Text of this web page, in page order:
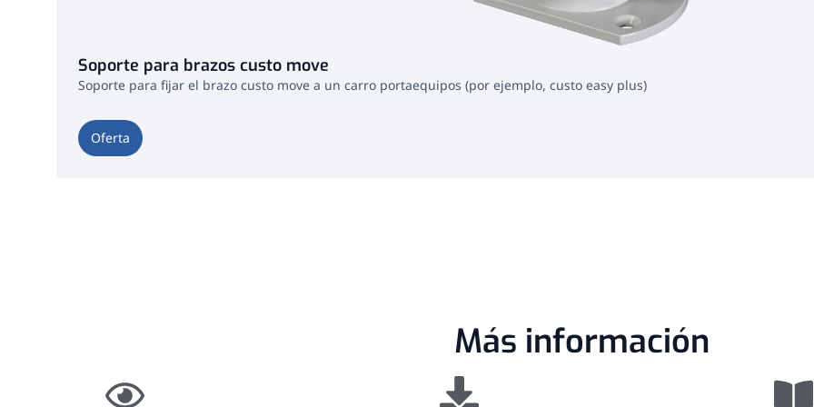
Soporte para brazos custo move
Soporte para fijar el brazo custo move a un carro portaequipos (por ejemplo, custo easy plus)
Oferta
Más información